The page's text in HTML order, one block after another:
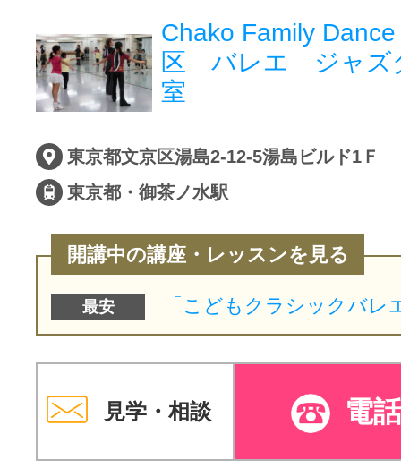
掲載のお問
Chako Family
区 バレエ ジャズ
室
東京都文京区湯島2-12-5湯島ビルド1Ｆ
東京都・御茶ノ水駅
開講中の講座・レッスンを見る
最安
見学・相談 電